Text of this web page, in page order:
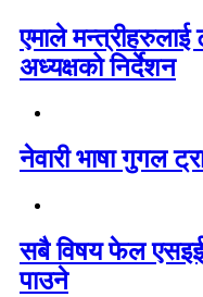
एमाले मन्त्रीहरुलाई
अध्यक्षको निर्देशन
नेवारी भाषा गुगल
सबै विषय फेल एसइईका
पाउने